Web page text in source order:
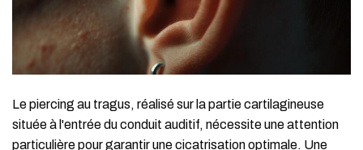
Le piercing au tragus, réalisé sur la partie cartilagineuse
située à l'entrée du conduit auditif, nécessite une attention
particulière pour garantir une cicatrisation optimale. Une